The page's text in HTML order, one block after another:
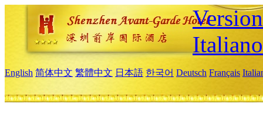
Italiano
English 简体中文 繁體中文 日本語 한국어 Deutsch Français